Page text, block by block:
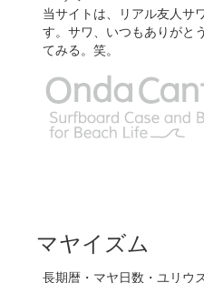
当サイトは、リアル友人サ
す。サワ、いつもありがと
てみる。笑。
マヤイズム
長期暦・マヤ日数・ユリウ